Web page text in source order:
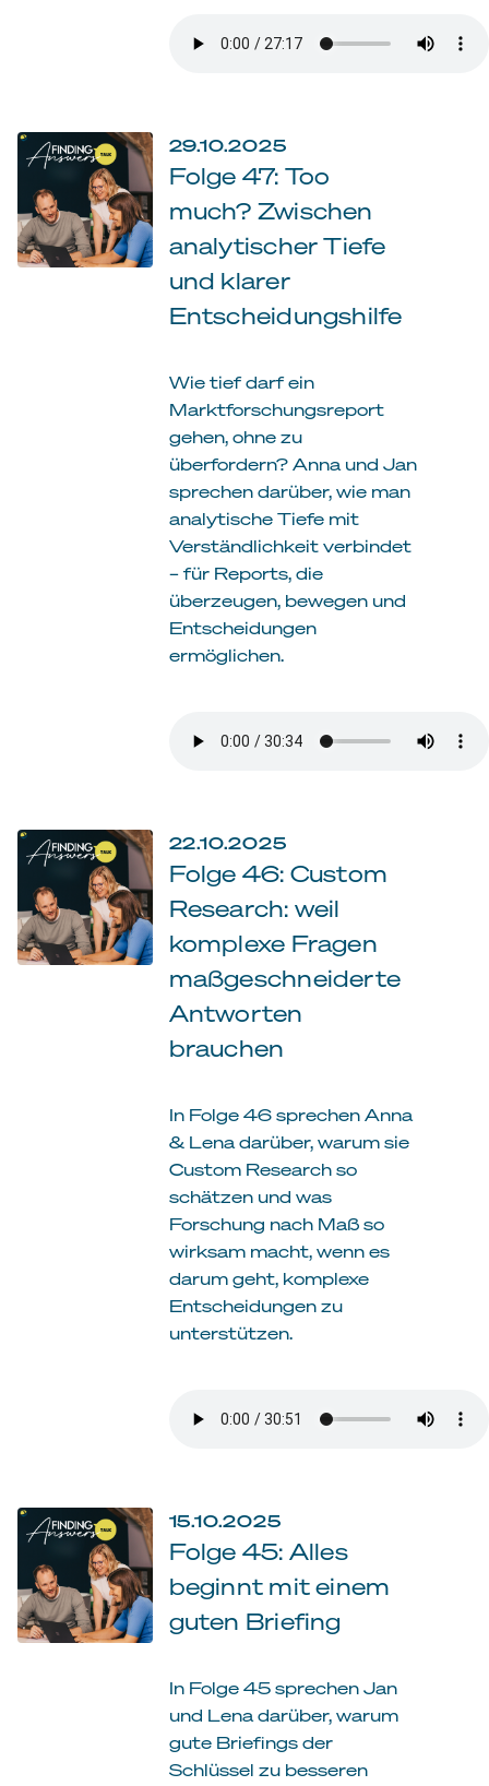
29.10.2025
Folge 47: Too
much? Zwischen
analytischer Tiefe
und klarer
Entscheidungshilfe
Wie tief darf ein
Marktforschungsreport
gehen, ohne zu
überfordern? Anna und Jan
sprechen darüber, wie man
analytische Tiefe mit
Verständlichkeit verbindet
– für Reports, die
überzeugen, bewegen und
Entscheidungen
ermöglichen.
22.10.2025
Folge 46: Custom
Research: weil
komplexe Fragen
maßgeschneiderte
Antworten
brauchen
In Folge 46 sprechen Anna
& Lena darüber, warum sie
Custom Research so
schätzen und was
Forschung nach Maß so
wirksam macht, wenn es
darum geht, komplexe
Entscheidungen zu
unterstützen.
15.10.2025
Folge 45: Alles
beginnt mit einem
guten Briefing
In Folge 45 sprechen Jan
und Lena darüber, warum
gute Briefings der
Schlüssel zu besseren